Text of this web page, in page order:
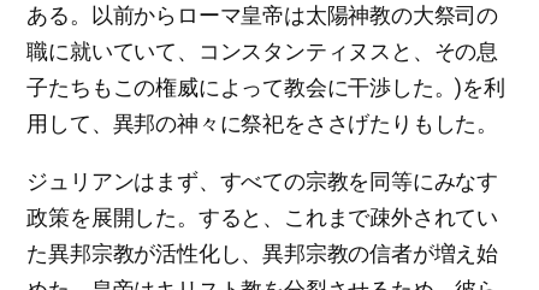
ある。以前からローマ皇帝は太陽神教の大祭司の
職に就いていて、コンスタンティヌスと、その息
子たちもこの権威によって教会に干渉した。)を利
用して、異邦の神々に祭祀をささげたりもした。
ジュリアンはまず、すべての宗教を同等にみなす
政策を展開した。すると、これまで疎外されてい
た異邦宗教が活性化し、異邦宗教の信者が増え始